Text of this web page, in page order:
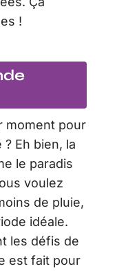
!
moment pour
Eh bien, la
le paradis
voulez
de pluie,
idéale.
les défis de
est fait pour